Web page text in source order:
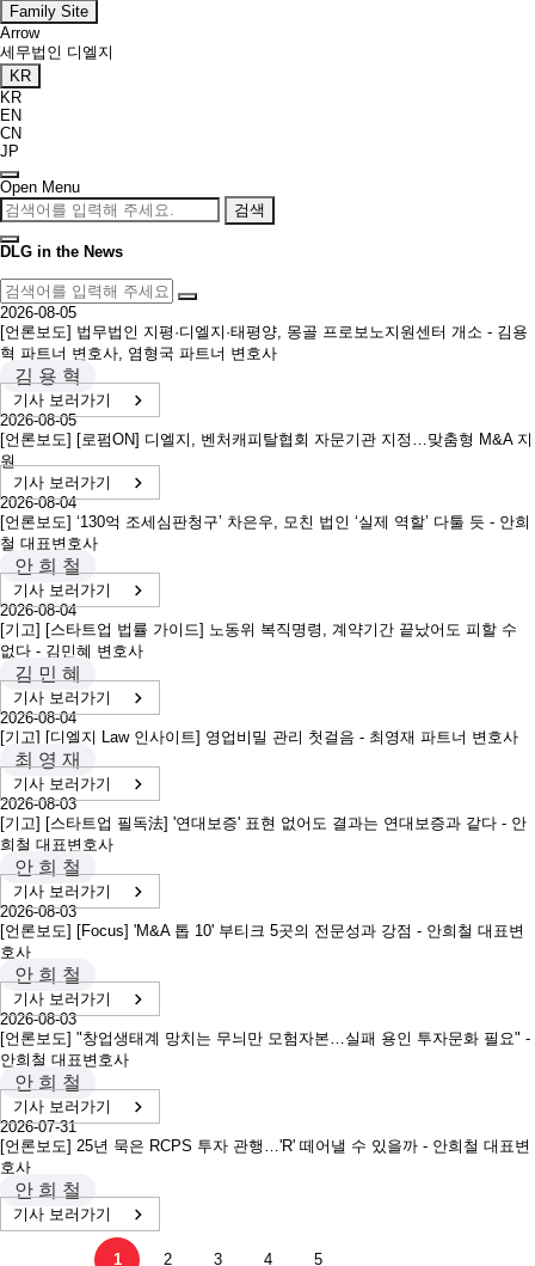
Family Site
Arrow
세무법인 디엘지
KR
KR
EN
CN
JP
Open Menu
검색
DLG in the News
2026-08-05
[언론보도] 법무법인 지평·디엘지·태평양, 몽골 프로보노지원센터 개소 - 김용
혁 파트너 변호사, 염형국 파트너 변호사
김 용 혁
기사 보러가기
2026-08-05
[언론보도] [로펌ON] 디엘지, 벤처캐피탈협회 자문기관 지정…맞춤형 M&A 지
원
기사 보러가기
2026-08-04
[언론보도] ‘130억 조세심판청구’ 차은우, 모친 법인 ‘실제 역할’ 다툴 듯 - 안희
철 대표변호사
안 희 철
기사 보러가기
2026-08-04
[기고] [스타트업 법률 가이드] 노동위 복직명령, 계약기간 끝났어도 피할 수
없다 - 김민혜 변호사
김 민 혜
기사 보러가기
2026-08-04
[기고] [디엘지 Law 인사이트] 영업비밀 관리 첫걸음 - 최영재 파트너 변호사
최 영 재
기사 보러가기
2026-08-03
[기고] [스타트업 필독法] '연대보증' 표현 없어도 결과는 연대보증과 같다 - 안
희철 대표변호사
안 희 철
기사 보러가기
2026-08-03
[언론보도] [Focus] 'M&A 톱 10' 부티크 5곳의 전문성과 강점 - 안희철 대표변
호사
안 희 철
기사 보러가기
2026-08-03
[언론보도] "창업생태계 망치는 무늬만 모험자본…실패 용인 투자문화 필요" -
안희철 대표변호사
안 희 철
기사 보러가기
2026-07-31
[언론보도] 25년 묵은 RCPS 투자 관행…'R' 떼어낼 수 있을까 - 안희철 대표변
호사
안 희 철
기사 보러가기
1 2 3 4 5